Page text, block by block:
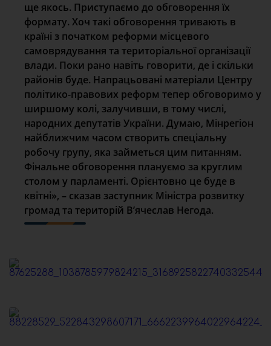
ще якось. Приступаємо до обговорення їх
формату. Хоч такі обговорення тривають в
країні з початком реформи місцевого
самоврядування та територіальної організації
влади. Поки рано навіть говорити, де і скільки
районів буде. Напрацьовані матеріали Центру
політико-правових реформ тепер обговоримо у
ширшому колі, залучивши, в тому числі,
народних депутатів України. Думаю, Мінрегіон
найближчим часом створить спеціальну
робочу групу, яка займеться цим питанням.
Фінальне обговорення плануємо за круглим
столом у парламенті. Орієнтовно це буде в
квітні», – сказав заступник Міністра розвитку
громад та територій В’ячеслав Негода.